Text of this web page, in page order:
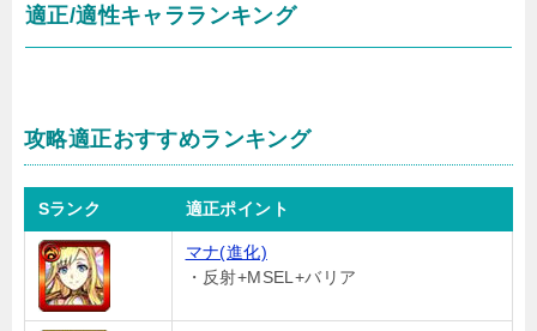
適正/適性キャラランキング
攻略適正おすすめランキング
Sランク 適正ポイント
マナ(進化)
・反射+MSEL+バリア